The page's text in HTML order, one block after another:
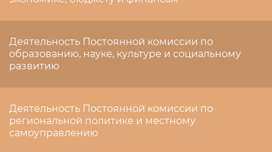
Деятельность Постоянной комиссии по
образованию, науке, культуре и социальному
развитию
Деятельность Постоянной комиссии по
региональной политике и местному
самоуправлению